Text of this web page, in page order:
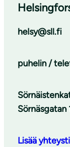
helsy@sll.fi
puhelin /
Lisää